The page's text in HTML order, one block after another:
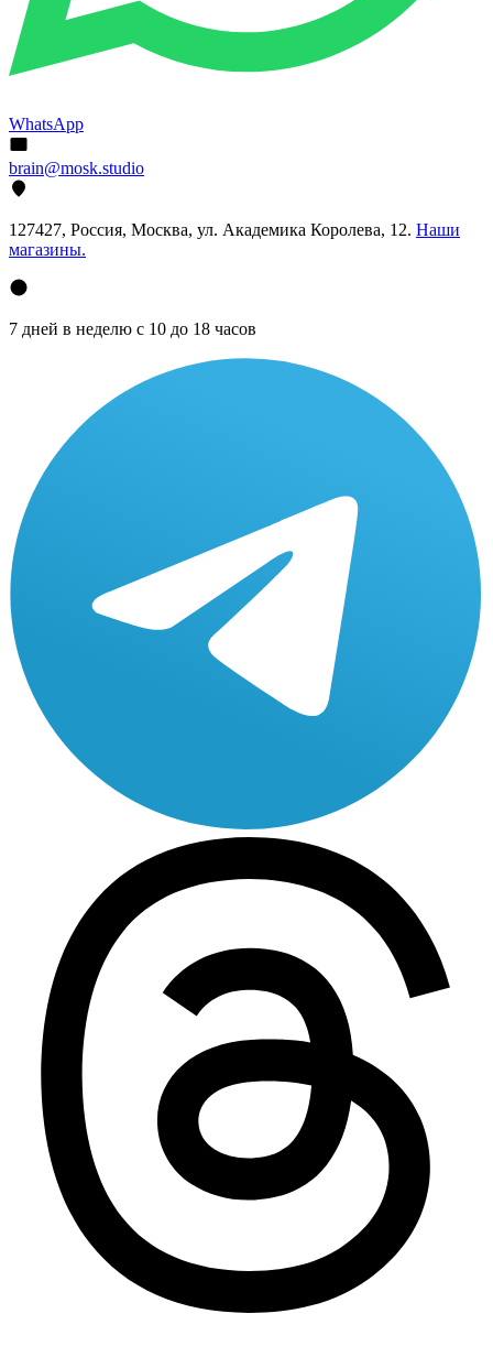
WhatsApp
brain@mosk.studio
127427, Россия, Москва, ул. Академика Королева, 12. Наши
магазины.
7 дней в неделю с 10 до 18 часов